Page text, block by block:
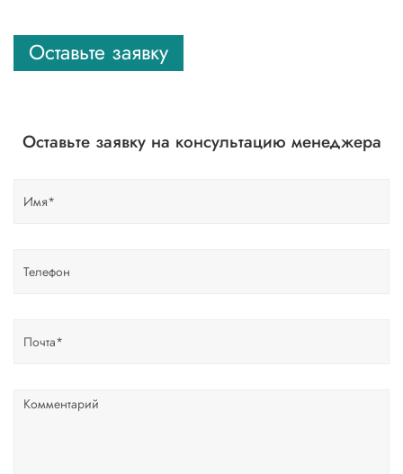
Оставьте заявку
Оставьте заявку на консультацию менеджера